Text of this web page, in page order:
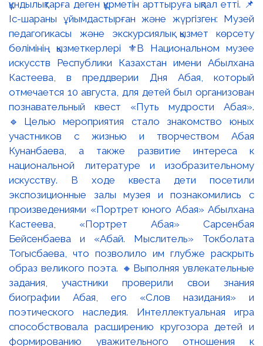
құндылықтарға деген құрметін арттыруға ықпал етті. 📌
Іс-шараны ұйымдастырған және жүргізген: Музей
педагогикасы және экскурсиялық қызмет көрсету
бөлімінің қызметкерлері ⚜️В Национальном музее
искусств Республики Казахстан имени Абылхана
Кастеева, в преддверии Дня Абая, который
отмечается 10 августа, для детей был организован
познавательный квест «Путь мудрости Абая».
🔹Целью мероприятия стало знакомство юных
участников с жизнью и творчеством Абая
Кунанбаева, а также развитие интереса к
национальной литературе и изобразительному
искусству. В ходе квеста дети посетили
экспозиционные залы музея и познакомились с
произведениями «Портрет юного Абая» Абылхана
Кастеева, «Портрет Абая» Сарсенбая
Бейсенбаева и «Абай. Мыслитель» Токболата
Тогысбаева, что позволило им глубже раскрыть
образ великого поэта. 🔸Выполняя увлекательные
задания, участники проверили свои знания
биографии Абая, его «Слов назидания» и
поэтического наследия. Интеллектуальная игра
способствовала расширению кругозора детей и
формированию уважительного отношения к